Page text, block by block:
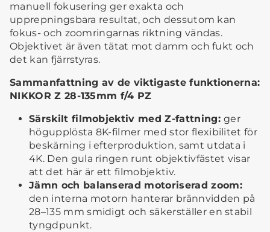
manuell fokusering ger exakta och
upprepningsbara resultat, och dessutom kan
fokus- och zoomringarnas riktning vändas.
Objektivet är även tätat mot damm och fukt och
det kan fjärrstyras.
Sammanfattning av de viktigaste funktionerna:
NIKKOR Z 28-135mm f/4 PZ
Särskilt filmobjektiv med Z-fattning:ger
högupplösta 8K-filmer med stor flexibilitet för
beskärning i efterproduktion, samt utdata i
4K. Den gula ringen runt objektivfästet visar
att det här är ett filmobjektiv.
Jämn och balanserad motoriserad zoom:
den interna motorn hanterar brännvidden på
28–135 mm smidigt och säkerställer en stabil
tyngdpunkt.